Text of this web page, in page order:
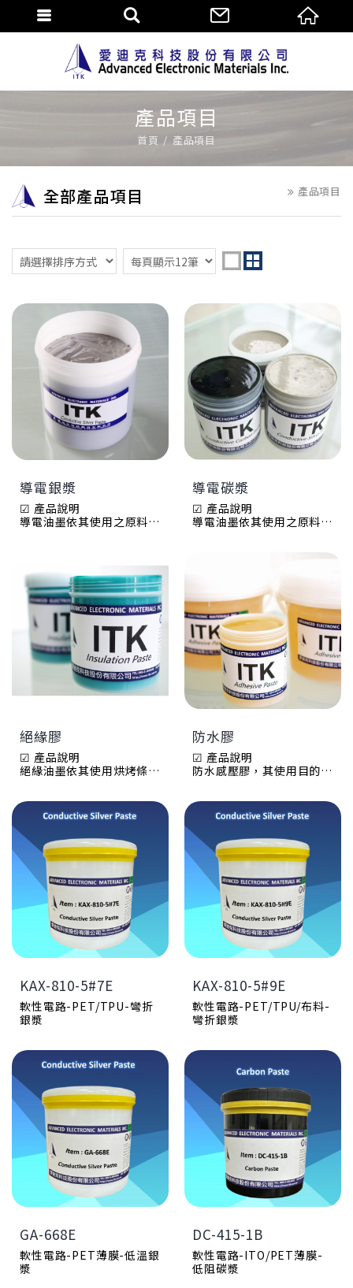
產品項目
首頁 產品項目
全部產品項目 產品項目
導電銀漿
☑ 產品說明
導電油墨依其使用之原料樹
油性導電油墨係將導電粉清
除於有機溶劑中再經添加導
電粒子製成；親水性導電油
墨係採用水性樹脂，添加少
量之親水性溶劑以調整其印
刷性後再經添加導電粒子製
成。親水性導電油墨由於是
以水性樹脂製成，僅添加少
量之溶劑，故其所含之揮發
量較油性油墨少很多，對人
（environmental
friendly products）。
依使用之導電粒子分類，可
分為銀漿（銀墨）、碳漿
墨）三類。
產品編號
外觀顏色
表面電阻
mΩ/□/mil
鉛筆硬度
附著力
固含wt%
固化條件oven
建議應用
規格書
油性銀漿 (無鹵
素)
GA-701B
銀灰
≦30
105,000±15,000
觸控螢幕用- 絲印銀漿、細
線路
規格書下載點
導電碳漿
☑ 產品說明
導電油墨依其使用之原料樹
類：油性導電油墨與親水性
除於有機溶劑中再經添加導
電粒子製成；親水性導電油
墨係採用水性樹脂，添加少
量之親水性溶劑以調整其印
刷性後再經添加導電粒子製
成。親水性導電油墨由於是
以水性樹脂製成，僅添加少
量之溶劑，故其所含之揮發
量較油性油墨少很多，對人
體與環境傷害均較低，屬於
（environmental
friendly products）。
依使用之導電粒子分類，可
分為銀漿（銀墨）、碳漿
墨）三類。
產品編號
外觀顏色
表面電阻
Ω/□/mil
鉛筆硬度
附著力
固含wt%
固化條件oven
建議應用
規格書
親水性碳
漿
C-1803
黑色
≦ 90
≧ 90%
47±1
25,000±5,000 (cps)
軟性電路板與冷光板之應用
規格書下載點
絕緣膠
☑ 產品說明
絕緣油墨依其使用烘烤條件
烤型絕緣油墨及紫外線硬化
型絕緣油墨
烘烤型絕緣油墨：
此類型油墨通常提供之顏色
為無色、綠色及藍色，以上
顏色又可分為透明或霧面之
型式，必要時可依客戶需求
調製成其他顏色。
烘烤型絕緣油墨由於含有溶
劑，乾燥後厚度會減少甚
護層或作防水、絕緣保護
用。
紫外線硬化型絕緣油墨：
為無色霧面、綠色霧面及藍
色霧面三種，此類產品之固
含量為100%，不含溶劑。
此UV油墨亦因其熱收縮率
之不同，可分為絕緣保護用
與可印跳線用兩大類。
外觀顏色
耐壓絕緣
鉛筆硬度
附著力
防水膠
☑ 產品說明
防水感壓膠，其使用目的為
水及耐壓效果，主要應用於
電腦大小鍵盤製程之需求。
產品編號
外觀顏色
固含wt%
粘度cps @25℃
90o剝離強度
硬化劑建議添加量
固化條件oven
規格書
PSA-739S9
50±3
5,000±1,000 (cps)
≧1,500 gf
PET乾膜厚度18 μm~22
μm
1.0wt%~1.5 wt%
加入硬化劑之產品請於加入
4小時內使用完畢
烘箱150℃/90s
膜開關之應用
規格書下載
PSA-739S7
KAX-810-5#7E
軟性電路-PET/TPU-彎折
銀漿
KAX-810-5#9E
軟性電路-PET/TPU/布料-
彎折銀漿
GA-668E
軟性電路-PET薄膜-低溫銀
漿
DC-415-1B
軟性電路-ITO/PET薄膜-
低阻碳漿